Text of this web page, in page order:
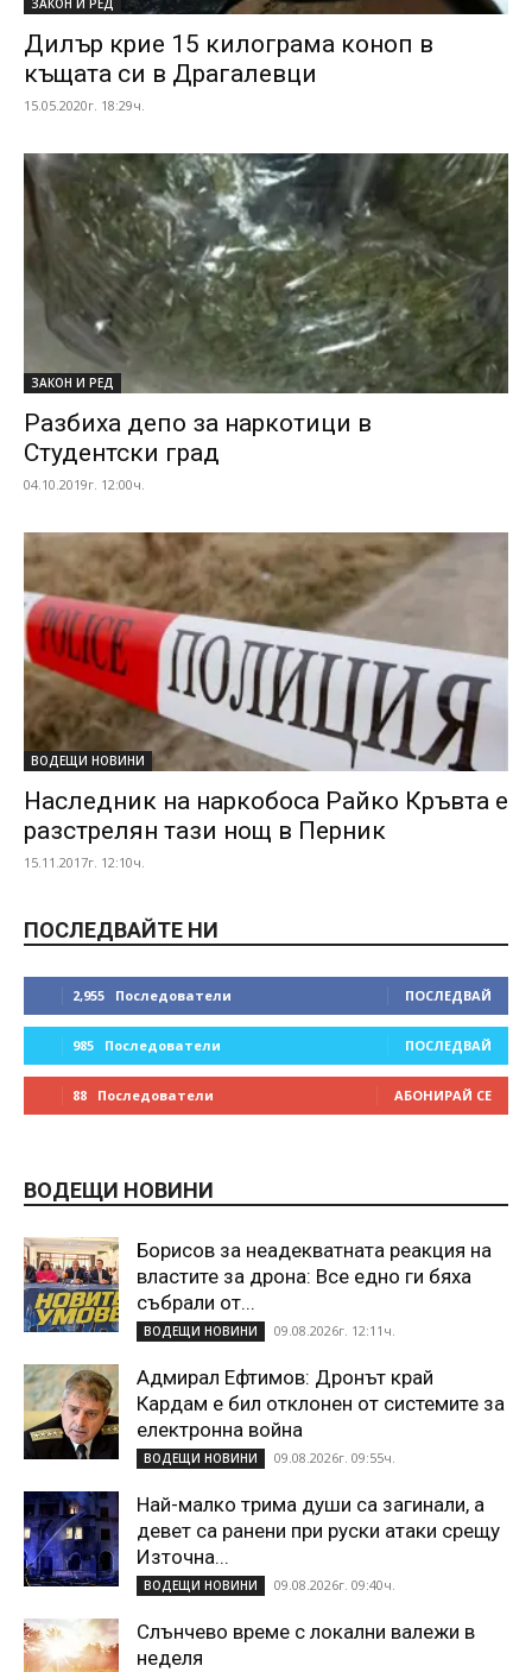
ЗАКОН И РЕД
Дилър крие 15 килограма коноп в
къщата си в Драгалевци
15.05.2020г. 18:29ч.
ЗАКОН И РЕД
Разбиха депо за наркотици в
Студентски град
04.10.2019г. 12:00ч.
ВОДЕЩИ НОВИНИ
Наследник на наркобоса Райко Кръвта е
разстрелян тази нощ в Перник
15.11.2017г. 12:10ч.
ПОСЛЕДВАЙТЕ НИ
2,955 Последователи ПОСЛЕДВАЙ
985 Последователи ПОСЛЕДВАЙ
88 Последователи АБОНИРАЙ СЕ
ВОДЕЩИ НОВИНИ
Борисов за неадекватната реакция на
властите за дрона: Все едно ги бяха
събрали от...
ВОДЕЩИ НОВИНИ 09.08.2026г. 12:11ч.
Адмирал Ефтимов: Дронът край
Кардам е бил отклонен от системите за
електронна война
ВОДЕЩИ НОВИНИ 09.08.2026г. 09:55ч.
Най-малко трима души са загинали, а
девет са ранени при руски атаки срещу
Източна...
ВОДЕЩИ НОВИНИ 09.08.2026г. 09:40ч.
Слънчево време с локални валежи в
неделя